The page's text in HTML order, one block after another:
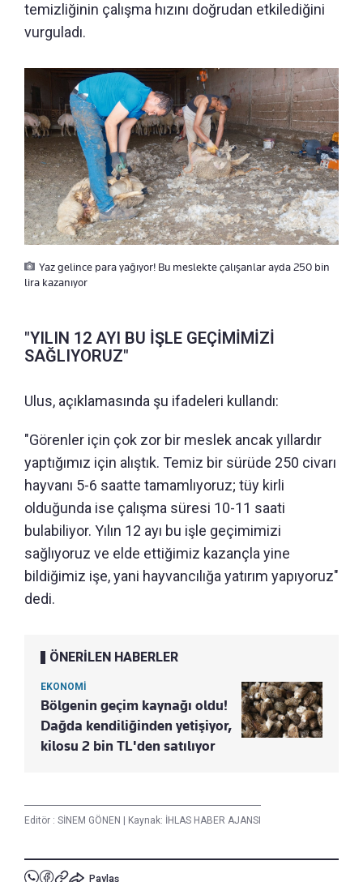
temizliğinin çalışma hızını doğrudan etkilediğini
vurguladı.
Yaz gelince para yağıyor! Bu meslekte çalışanlar ayda 250 bin
lira kazanıyor
"YILIN 12 AYI BU İŞLE GEÇİMİMİZİ
SAĞLIYORUZ"
Ulus, açıklamasında şu ifadeleri kullandı:
"Görenler için çok zor bir meslek ancak yıllardır
yaptığımız için alıştık. Temiz bir sürüde 250 civarı
hayvanı 5-6 saatte tamamlıyoruz; tüy kirli
olduğunda ise çalışma süresi 10-11 saati
bulabiliyor. Yılın 12 ayı bu işle geçimimizi
sağlıyoruz ve elde ettiğimiz kazançla yine
bildiğimiz işe, yani hayvancılığa yatırım yapıyoruz"
dedi.
ÖNERİLEN HABERLER
EKONOMİ
Bölgenin geçim kaynağı oldu!
Dağda kendiliğinden yetişiyor,
kilosu 2 bin TL'den satılıyor
Editör : SİNEM GÖNEN Kaynak: İHLAS HABER AJANSI
Paylaş